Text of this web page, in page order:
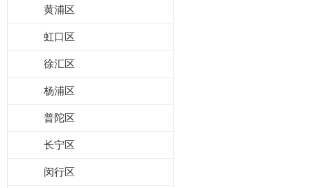
黄浦区
虹口区
徐汇区
杨浦区
普陀区
长宁区
闵行区